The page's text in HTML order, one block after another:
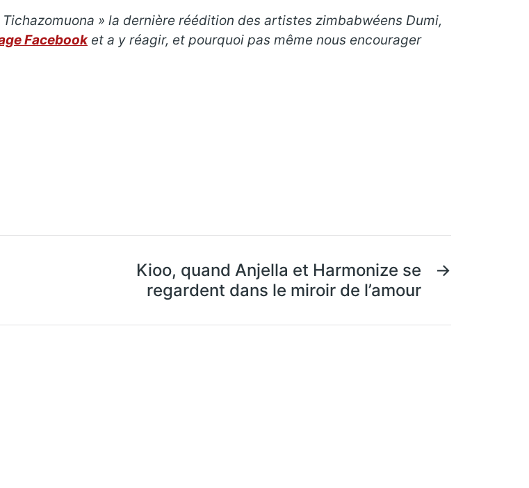
Tichazomuona » la dernière réédition des artistes zimbabwéens Dumi,
Facebooket a y réagir, et pourquoi pas même nous encourager
→
Kioo, quand Anjella et Harmonize se
regardent dans le miroir de l’amour